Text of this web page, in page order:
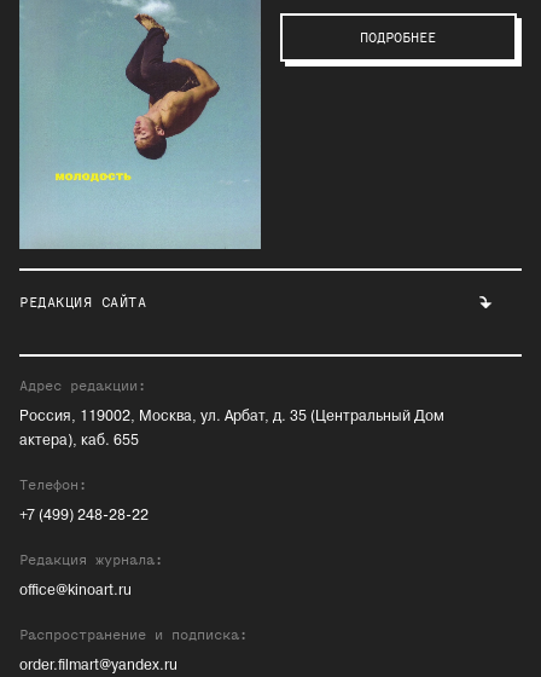
ПОДРОБНЕЕ
РЕДАКЦИЯ САЙТА
Адрес редакции:
Россия, 119002, Москва, ул. Арбат, д. 35 (Центральный Дом
актера), каб. 655
Телефон:
+7 (499) 248-28-22
Редакция журнала:
office@kinoart.ru
Распространение и подписка:
order.filmart@yandex.ru